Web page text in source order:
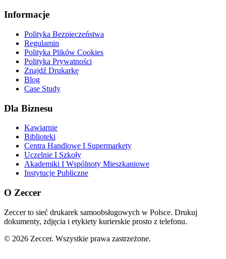
Informacje
Polityka Bezpieczeństwa
Regulamin
Polityka Plików Cookies
Polityka Prywatności
Znajdź Drukarkę
Blog
Case Study
Dla Biznesu
Kawiarnie
Biblioteki
Centra Handlowe I Supermarkety
Uczelnie I Szkoły
Akademiki I Wspólnoty Mieszkaniowe
Instytucje Publiczne
O Zeccer
Zeccer to sieć drukarek samoobsługowych w Polsce. Drukuj
dokumenty, zdjęcia i etykiety kurierskie prosto z telefonu.
© 2026 Zeccer. Wszystkie prawa zastrzeżone.